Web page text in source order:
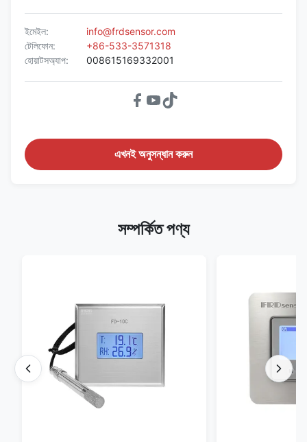
ইমেইল:
info@frdsensor.com
টেলিফোন:
+86-533-3571318
হোয়াটসঅ্যাপ:
008615169332001
এখনই অনুসন্ধান করুন
সম্পর্কিত পণ্য